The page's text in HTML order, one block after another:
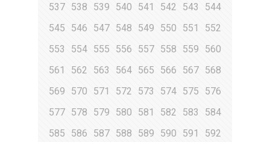
537 538 539 540 541 542 543
544
545
546 547 548 549 550 551
552
553
554 555 556 557 558 559
560
561
562 563 564 565 566 567 568
569
570 571 572 573 574 575
576
577 578 579 580 581 582 583
584
585
586 587 588 589 590 591
592